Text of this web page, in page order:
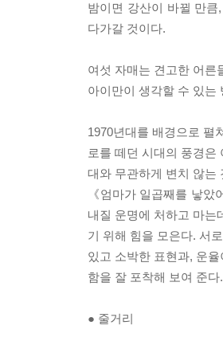
밤이면 강산이 바뀔 만큼
다가갈 것이다.
여섯 자매는 견고한 어른
아이만이 생각할 수 있는
1970년대를 배경으로 펼
로를 떼던 시대의 풍경
대와 무관하게 변치 않는
《엄마가 일곱째를 낳
내질 운명에 처하고 마는
기 위해 힘을 모은다. 서
있고 소박한 표현과, 운
함을 잘 포착해 보여 준다.
● 줄거리